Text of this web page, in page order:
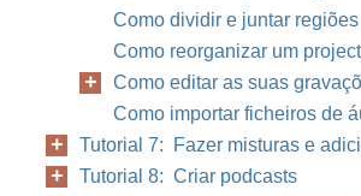
Como dividir e juntar regiões
Como reorganizar um
Como editar as suas
Como importar ficheiros de
Tutorial 7: Fazer misturas e
Tutorial 8: Criar podcasts